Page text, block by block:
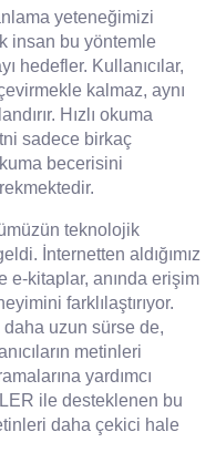
yeteneğimizi
insan bu yöntemle
hedefler. Kullanıcılar,
kalmaz, aynı
Hızlı okuma
sadece birkaç
becerisini
teknolojik
İnternetten aldığımız
e-kitaplar, anında erişim
farklılaştırıyor.
daha uzun sürse de,
metinleri
yardımcı
ile desteklenen bu
daha çekici hale